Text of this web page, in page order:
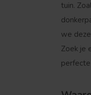
tuin.
we
Zoek je